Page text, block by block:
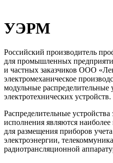
УЭРМ
Российский производитель
для промышленных
и частных заказчиков ООО
электромеханическое
модульные
электротехнических устройств.
Распределительные
исполнения являются
для размещения приборов
электроэнергии,
радиотрансляционной